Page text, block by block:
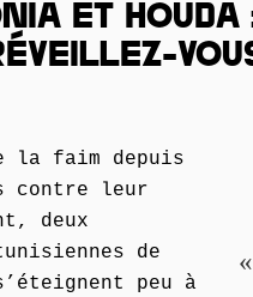
ET HOUDA
la faim depuis
contre leur
deux
de
peu à